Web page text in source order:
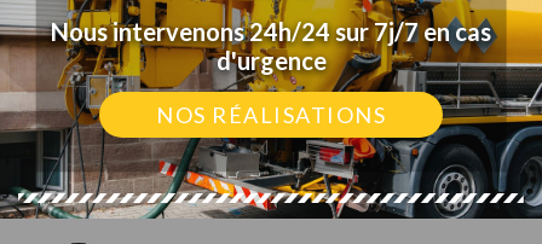
Nous intervenons 24h/24 sur 7j/7 en cas
d'urgence
NOS RÉALISATIONS